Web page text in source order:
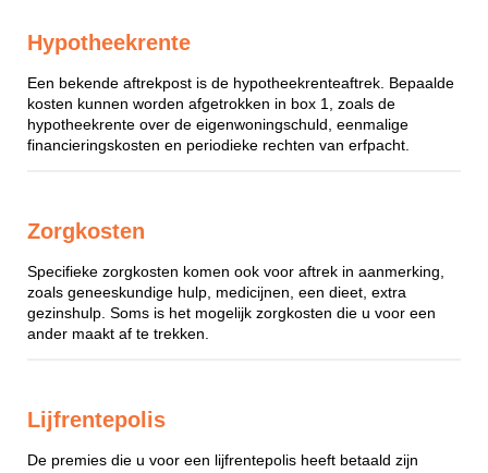
Hypotheekrente
Een bekende aftrekpost is de hypotheekrenteaftrek. Bepaalde
kosten kunnen worden afgetrokken in box 1, zoals de
hypotheekrente over de eigenwoningschuld, eenmalige
financieringskosten en periodieke rechten van erfpacht.
Zorgkosten
Specifieke zorgkosten komen ook voor aftrek in aanmerking,
zoals geneeskundige hulp, medicijnen, een dieet, extra
gezinshulp. Soms is het mogelijk zorgkosten die u voor een
ander maakt af te trekken.
Lijfrentepolis
De premies die u voor een lijfrentepolis heeft betaald zijn